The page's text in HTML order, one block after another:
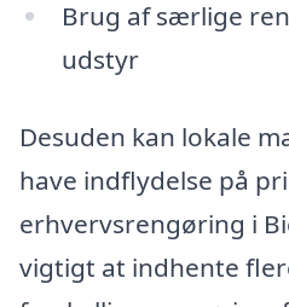
Brug af særlige
udstyr
Desuden kan lokale
have indflydelse på
erhvervsrengøring i
vigtigt at indhente